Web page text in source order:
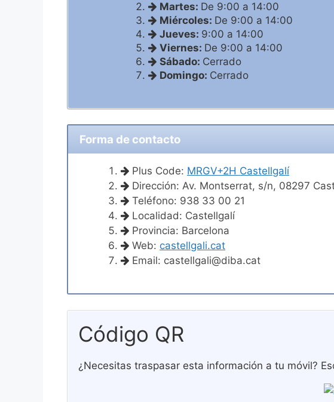
Martes: De 9:00 a 14:00
Miércoles: De 9:00 a 14:00
Jueves: 9:00 a 14:00
Viernes: De 9:00 a 14:00
Sábado: Cerrado
Domingo: Cerrado
Forma de contacto
Plus Code: MRGV+2H Castellgalí
Dirección: Av. Montserrat, s/n, 08297
Teléfono: 938 33 00 21
Localidad: Castellgalí
Provincia: Barcelona
Web: castellgali.cat
Email: castellgali@diba.cat
Código QR
¿Necesitas traspasar esta información a tu móvil?